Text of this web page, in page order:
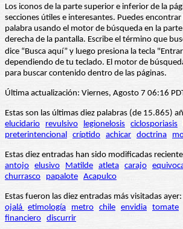
Los iconos de la parte superior e inferior de la
secciones útiles e interesantes. Puedes
palabra usando el motor de búsqueda en la
derecha de la pantalla. Escribe el término que
dice “Busca aquí” y luego presiona la tecla
dependiendo de tu teclado. El motor de
para buscar contenido dentro de las páginas.
Última actualización: Viernes, Agosto 7 06:16
Estas son las últimas diez palabras (de 15.865)
elucidario
revulsivo legionelosis ciclosporiasis
preterintencional críptido achicar doctrina
Estas diez entradas han sido modificadas
antojo elusivo Matilde atleta carajo
churrasco
papalote Acapulco
Estas fueron las diez entradas más visitadas ayer:
ojalá etimología metro chile envidia tomate
financiero discurrir